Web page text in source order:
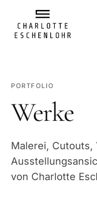
PORTFOLIO
Werke
Malerei, Cutouts,
von Charlotte